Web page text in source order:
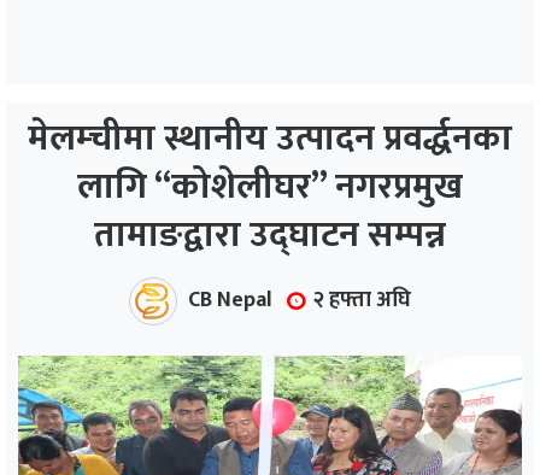
मेलम्चीमा स्थानीय उत्पादन प्रवर्द्धनका
लागि “कोशेलीघर” नगरप्रमुख
तामाङद्वारा उद्घाटन सम्पन्न
CB Nepal २ हफ्ता अघि